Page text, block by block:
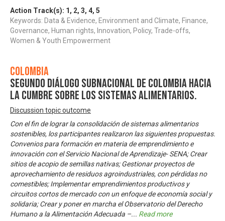
Action Track(s): 1 , 2, 3, 4, 5
Keywords: Data & Evidence, Environment and Climate, Finance,
Governance, Human rights, Innovation, Policy, Trade-offs,
Women & Youth Empowerment
Colombia
Segundo Diálogo Subnacional de Colombia hacia
la Cumbre sobre los Sistemas Alimentarios.
Discussion topic outcome
Con el fin de lograr la consolidación de sistemas alimentarios
sostenibles, los participantes realizaron las siguientes propuestas:
Convenios para formación en materia de emprendimiento e
innovación con el Servicio Nacional de Aprendizaje- SENA; Crear
sitios de acopio de semillas nativas; Gestionar proyectos de
aprovechamiento de residuos agroindustriales, con pérdidas no
comestibles; Implementar emprendimientos productivos y
circuitos cortos de mercado con un enfoque de economía social y
solidaria; Crear y poner en marcha el Observatorio del Derecho
Humano a la Alimentación Adecuada –... Read more